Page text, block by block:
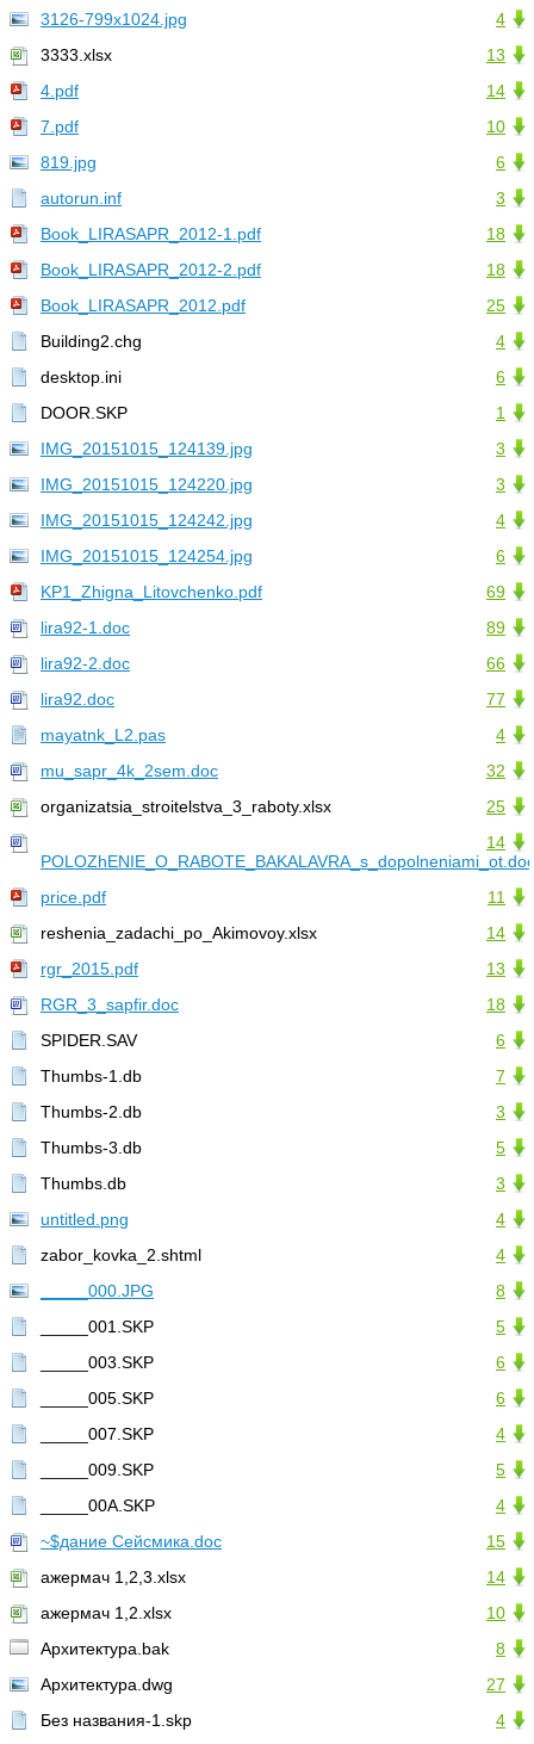
4
3126-799x1024.jpg
13
3333.xlsx
14
4.pdf
10
7.pdf
6
819.jpg
3
autorun.inf
18
Book_LIRASAPR_2012-1.pdf
18
Book_LIRASAPR_2012-2.pdf
25
Book_LIRASAPR_2012.pdf
4
Building2.chg
6
desktop.ini
1
DOOR.SKP
3
IMG_20151015_124139.jpg
3
IMG_20151015_124220.jpg
4
IMG_20151015_124242.jpg
6
IMG_20151015_124254.jpg
69
KP1_Zhigna_Litovchenko.pdf
89
lira92-1.doc
66
lira92-2.doc
77
lira92.doc
4
mayatnk_L2.pas
32
mu_sapr_4k_2sem.doc
25
organizatsia_stroitelstva_3_raboty.xlsx
14
POLOZhENIE_O_RABOTE_BAKALAVRA_s_dopolneniami_ot.doc
11
price.pdf
14
reshenia_zadachi_po_Akimovoy.xlsx
13
rgr_2015.pdf
18
RGR_3_sapfir.doc
6
SPIDER.SAV
7
Thumbs-1.db
3
Thumbs-2.db
5
Thumbs-3.db
3
Thumbs.db
4
untitled.png
4
zabor_kovka_2.shtml
8
_____000.JPG
5
_____001.SKP
6
_____003.SKP
6
_____005.SKP
4
_____007.SKP
5
_____009.SKP
4
_____00A.SKP
15
~$дание Сейсмика.doc
14
ажермач 1,2,3.xlsx
10
ажермач 1,2.xlsx
8
Архитектура.bak
27
Архитектура.dwg
4
Без названия-1.skp